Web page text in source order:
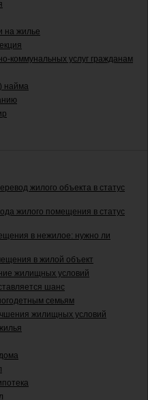
на жилье
коммунальных услуг гражданам
найма
жилого объекта в статус
жилого помещения в статус
в нежилое: нужно ли
в жилой объект
жилищных условий
шанс
семьям
жилищных условий